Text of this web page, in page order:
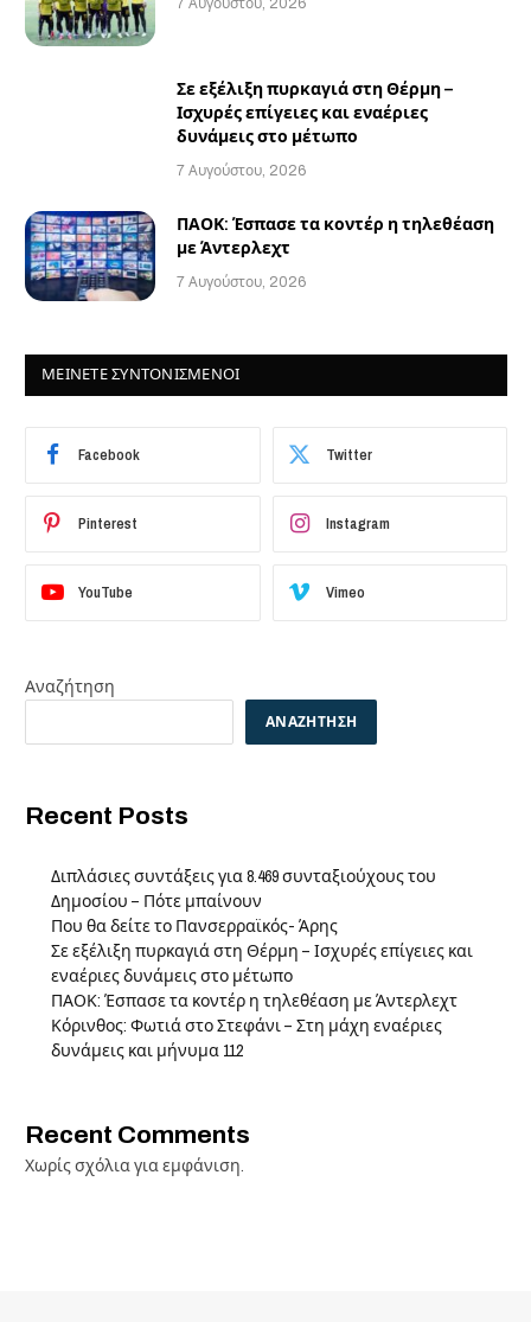
Σε εξέλιξη πυρκαγιά στη Θέρμη –
Ισχυρές επίγειες και εναέριες
δυνάμεις στο μέτωπο
7 Αυγούστου, 2026
ΠΑΟΚ: Έσπασε τα κοντέρ η τηλεθέαση
με Άντερλεχτ
7 Αυγούστου, 2026
ΜΕΙΝΕΤΕ ΣΥΝΤΟΝΙΣΜΕΝΟΙ
Facebook Twitter
Pinterest Instagram
YouTube Vimeo
Αναζήτηση
ΑΝΑΖΉΤΗΣΗ
Recent Posts
Διπλάσιες συντάξεις για 8.469 συνταξιούχους του
Δημοσίου – Πότε μπαίνουν
Που θα δείτε το Πανσερραϊκός- Άρης
Σε εξέλιξη πυρκαγιά στη Θέρμη – Ισχυρές επίγειες και
εναέριες δυνάμεις στο μέτωπο
ΠΑΟΚ: Έσπασε τα κοντέρ η τηλεθέαση με Άντερλεχτ
Κόρινθος: Φωτιά στο Στεφάνι – Στη μάχη εναέριες
δυνάμεις και μήνυμα 112
Recent Comments
Χωρίς σχόλια για εμφάνιση.